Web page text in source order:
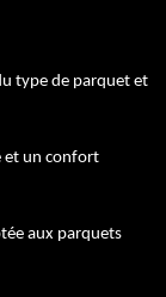
type de parquet et
et un confort
aux parquets